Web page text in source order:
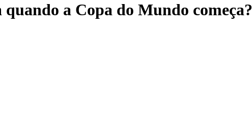
a Copa do Mundo começa?